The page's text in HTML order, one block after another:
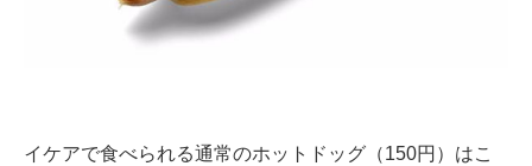
イケアで食べられる通常のホットドッグ（150円）はこ